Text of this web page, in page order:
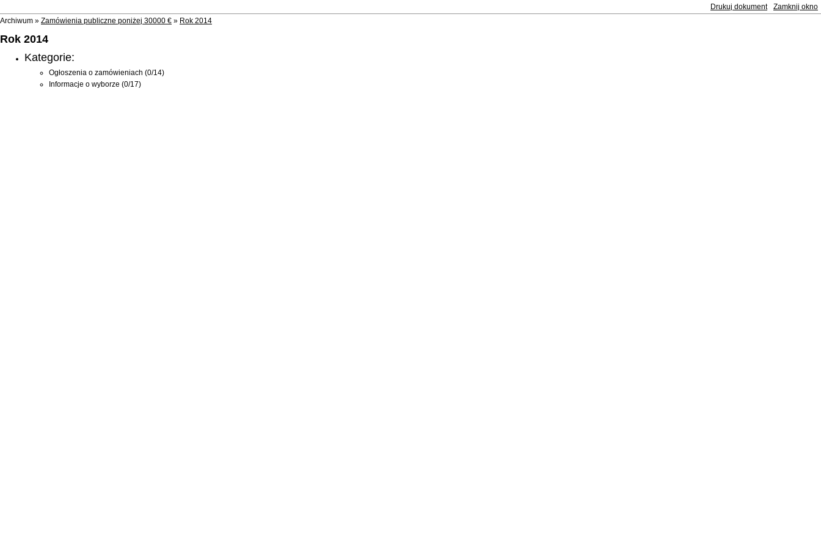
Zamknij okno
Drukuj dokument
Archiwum » Zamówienia publiczne poniżej 30000 € » Rok 2014
Rok 2014
Kategorie:
Ogłoszenia o zamówieniach (0/14)
Informacje o wyborze (0/17)